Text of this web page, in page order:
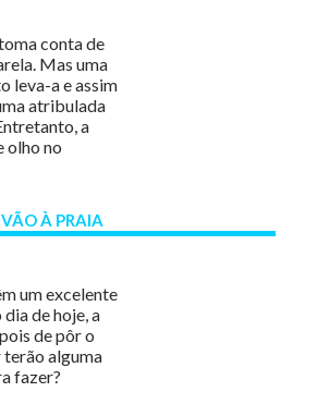
conta de
Mas uma
leva-a e assim
atribulada
a
olho no
À PRAIA
um excelente
de hoje, a
de pôr o
alguma
fazer?